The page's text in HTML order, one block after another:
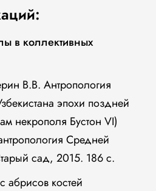
в коллективных
В.В. Антропология
эпохи поздней
некрополя Бустон VI)
Средней
сад, 2015. 186 с.
абрисов костей